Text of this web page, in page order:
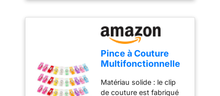
Pince à Couture
Multifonctionnelle
Tissu (30 Pièces)
Matériau solide : le clip
de couture est fabriqué